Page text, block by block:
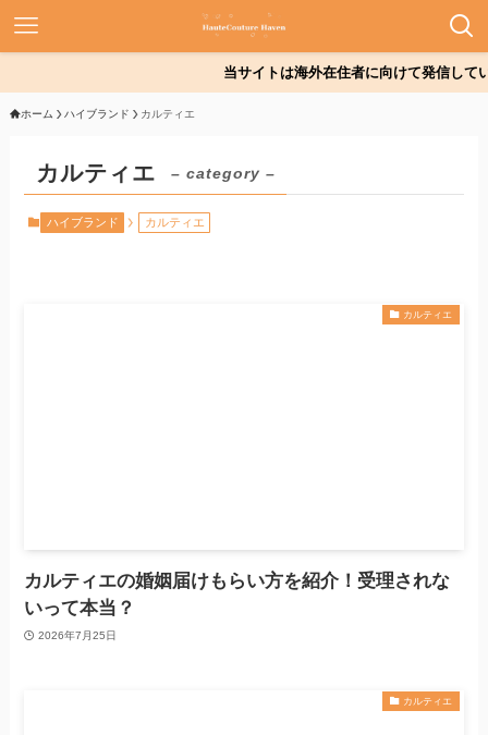
当サイトは海外在住者に向けて発信していま
ホーム ハイブランド カルティエ
カルティエ – category –
ハイブランド カルティエ
カルティエ
カルティエの婚姻届けもらい方を紹介！受理されな
いって本当？
2026年7月25日
カルティエ